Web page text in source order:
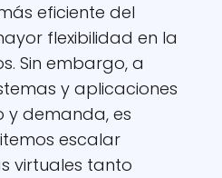
eficiente del
flexibilidad en la
Sin embargo, a
y aplicaciones
y demanda, es
escalar
virtuales tanto